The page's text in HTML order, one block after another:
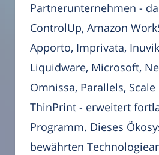
Partnerunternehmen -
ControlUp, Amazon
Apporto, Imprivata,
Liquidware, Microsoft,
Omnissa, Parallels,
ThinPrint - erweitert
Programm. Dieses
bewährten